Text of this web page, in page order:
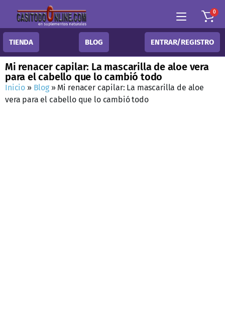
0
TIENDA BLOG ENTRAR/REGISTRO
Mi renacer capilar: La mascarilla de aloe vera
para el cabello que lo cambió todo
Inicio » Blog» Mi renacer capilar: La mascarilla de aloe
vera para el cabello que lo cambió todo